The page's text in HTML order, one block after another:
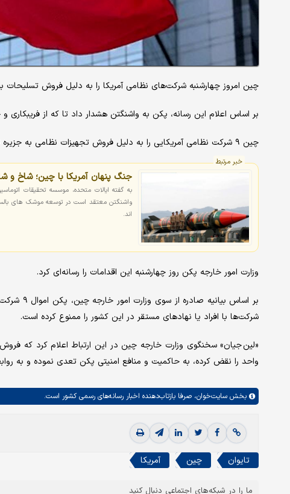
چین امروز چهارشنبه شرکت‌های نظامی آمریکا را به دلیل فروش تسلیحات
بر اساس اعلام این رسانه، پکن به واشنگتن هشدار داد تا که از فریبکاری
چین ۹ شرکت نظامی آمریکایی را به دلیل فروش تجهیزات نظامی به جزیره تایوان تحریم کرده است.
خبر مرتبط
جنگ پنهان آمریکا با چین؛ شاخ و
واشنگتن معتقد است در توسعه موشک های
اند.
وزارت امور خارجه پکن روز چهارشنبه این اقدامات را رسانه‌ای کرد.
بر اساس
شرکت‌ها با افراد یا نهادهای مستقر در این کشور را ممنوع کرده است.
«لین جیان» سخنگوی وزارت خارجه چین در این ارتباط اعلام کرد که
واحد را نقض کرده، به حاکمیت و منافع امنیتی پکن تعدی نموده و به
بخش سایت‌خوان، صرفا بازتاب‌دهنده اخبار رسانه‌های رسمی کشور است.
تایوان چین آمریکا
ما را در شبکه‌های اجتماعی دنبال کنید